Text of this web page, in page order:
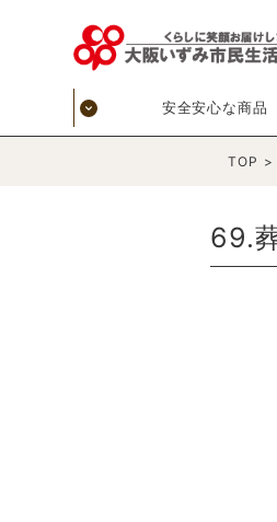
安全安心な商品
TOP >
69.